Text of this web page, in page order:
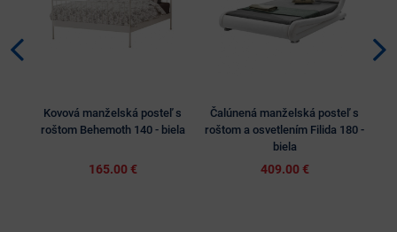
Kovová manželská posteľ s
roštom Behemoth 140 - biela
165.00 €
Čalúnená manželská posteľ s
roštom a osvetlením Filida 180 -
biela
409.00 €